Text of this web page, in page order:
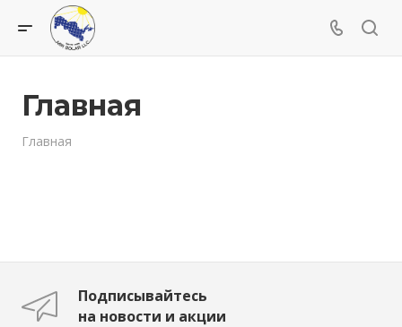
Главная
Главная
Подписывайтесь
на новости и акции